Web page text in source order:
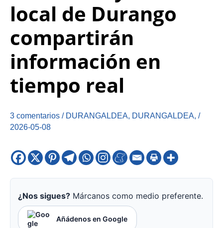
local de Durango
compartirán
información en
tiempo real
3 comentarios / DURANGALDEA, DURANGALDEA, /
2026-05-08
¿Nos sigues? Márcanos como medio preferente.
Añádenos en Google